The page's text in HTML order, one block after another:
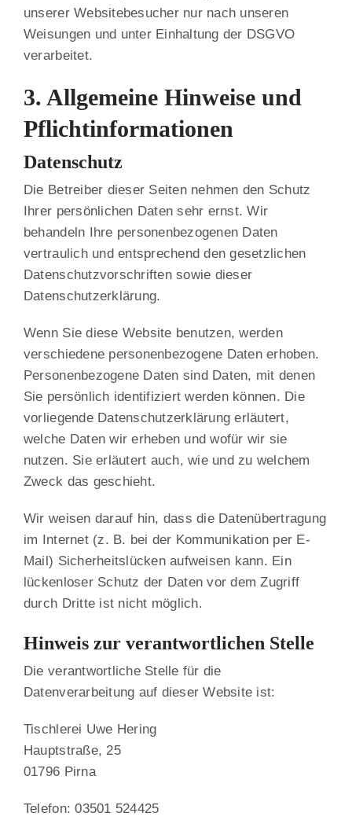
unserer Websitebesucher nur nach unseren
Weisungen und unter Einhaltung der DSGVO
verarbeitet.
3. Allgemeine Hinweise und
Pflicht­informationen
Datenschutz
Die Betreiber dieser Seiten nehmen den Schutz
Ihrer persönlichen Daten sehr ernst. Wir
behandeln Ihre personenbezogenen Daten
vertraulich und entsprechend den gesetzlichen
Datenschutzvorschriften sowie dieser
Datenschutzerklärung.
Wenn Sie diese Website benutzen, werden
verschiedene personenbezogene Daten erhoben.
Personenbezogene Daten sind Daten, mit denen
Sie persönlich identifiziert werden können. Die
vorliegende Datenschutzerklärung erläutert,
welche Daten wir erheben und wofür wir sie
nutzen. Sie erläutert auch, wie und zu welchem
Zweck das geschieht.
Wir weisen darauf hin, dass die Datenübertragung
im Internet (z. B. bei der Kommunikation per E-
Mail) Sicherheitslücken aufweisen kann. Ein
lückenloser Schutz der Daten vor dem Zugriff
durch Dritte ist nicht möglich.
Hinweis zur verantwortlichen Stelle
Die verantwortliche Stelle für die
Datenverarbeitung auf dieser Website ist:
Tischlerei Uwe Hering
Hauptstraße, 25
01796 Pirna
Telefon: 03501 524425